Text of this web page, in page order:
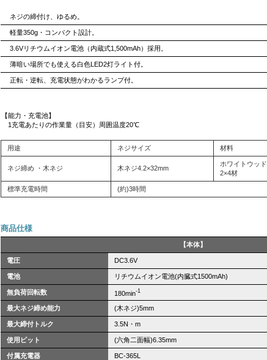
ネジの締付け、ゆるめ。
軽量350g・コンパクト設計。
3.6Vリチウムイオン電池（内蔵式1,500mAh）採用。
薄暗い場所でも使える白色LED2灯ライト付。
正転・逆転、充電状態がわかるランプ付。
【能力・充電池】
1充電あたりの作業量（目安）周囲温度20℃
用途 ネジサイズ 材料
ネジ締め ・木ネジ 木ネジ4.2×32mm
ホワイトウッド
2×4材
標準充電時間 (約)3時間
商品仕様
【本体】
電圧 DC3.6V
電池 リチウムイオン電池(内臓式1500mAh)
無負荷回転数 180min-1
最大ネジ締め能力 (木ネジ)5mm
最大締付トルク 3.5N・m
使用ビット (六角二面幅)6.35mm
付属充電器 BC-365L